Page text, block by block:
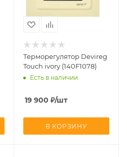
Терморегулятор Devireg
Touch ivory (140F1078)
Есть в наличии
19 900 ₽/шт
В КОРЗИНУ